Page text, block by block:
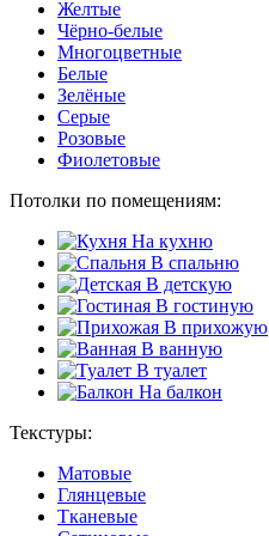
Желтые
Чёрно-белые
Многоцветные
Белые
Зелёные
Серые
Розовые
Фиолетовые
Потолки по помещениям:
На кухню
В спальню
В детскую
В гостиную
В прихожую
В ванную
В туалет
На балкон
Текстуры:
Матовые
Глянцевые
Тканевые